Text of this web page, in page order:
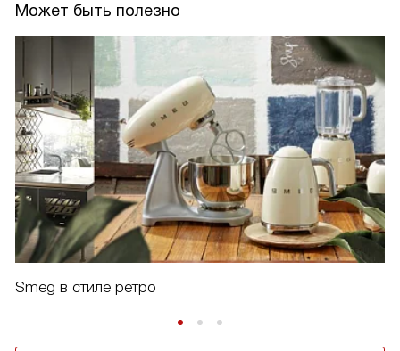
Может быть полезно
Smeg в стиле ретро